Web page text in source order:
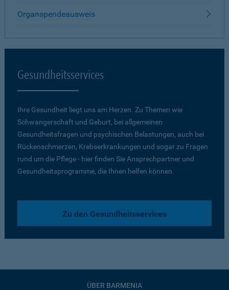
Organspendeausweis
Gesundheitsservices
Ihre Gesundheit liegt uns am Herzen. Zu Themen wie
Schwangerschaft und Geburt, bei allgemeinen
Gesundheitsfragen und psychischen Belastungen, auch bei
Rückenschmerzen, Krebserkrankungen und sogar zu Fragen
rund um die Pflege - hier finden Sie Ansprechpartner und
Gesundheitsprogramme, die Ihnen helfen können.
Zu den Gesundheitsservices
ÜBER BARMENIA